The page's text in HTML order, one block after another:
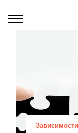
Зависимости